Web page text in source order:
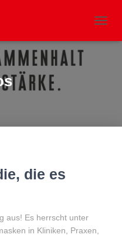
die es
aus! Es herrscht unter
in Kliniken, Praxen,